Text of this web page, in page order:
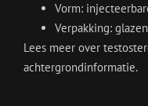
Vorm:
Verpakking:
Lees meer over
achtergrondinformatie.